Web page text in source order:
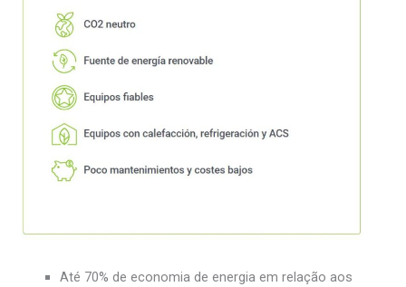
Até 70% de economia de energia em relação aos